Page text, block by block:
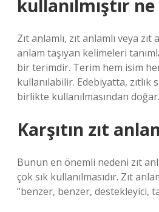
kullanılmıştır
Zıt anlamlı, zıt anlamlı veya
anlam taşıyan kelimeleri
bir terimdir. Terim hem isim
kullanılabilir. Edebiyatta, zıtlık
birlikte kullanılmasından doğar.
Karşıtın zıt
Bunun en önemli nedeni zıt
çok sık kullanılmasıdır. Zıt
“benzer, benzer, destekleyici,